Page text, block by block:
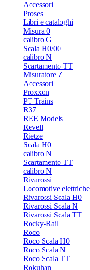
Accessori
Proses
Libri e cataloghi
Misura 0
calibro G
Scala H0/00
calibro N
Scartamento TT
Misuratore Z
Accessori
Proxxon
PT Trains
R37
REE Models
Revell
Rietze
Scala H0
calibro N
Scartamento TT
calibro N
Rivarossi
Locomotive elettriche
Rivarossi Scala H0
Rivarossi Scala N
Rivarossi Scala TT
Rocky-Rail
Roco
Roco Scala H0
Roco Scala N
Roco Scala TT
Rokuhan